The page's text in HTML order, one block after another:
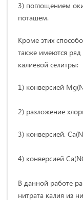
3) поглощением
поташем.
Кроме этих
также имеются
калиевой селитры:
1) конверсией
2) разложение
3) конверсией.
4) конверсией
В данной работе
нитрата калия из